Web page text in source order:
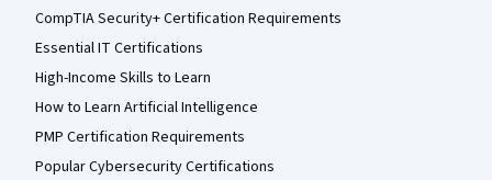
CompTIA Security+ Certification Requirements
Essential IT Certifications
High-Income Skills to Learn
How to Learn Artificial Intelligence
PMP Certification Requirements
Popular Cybersecurity Certifications